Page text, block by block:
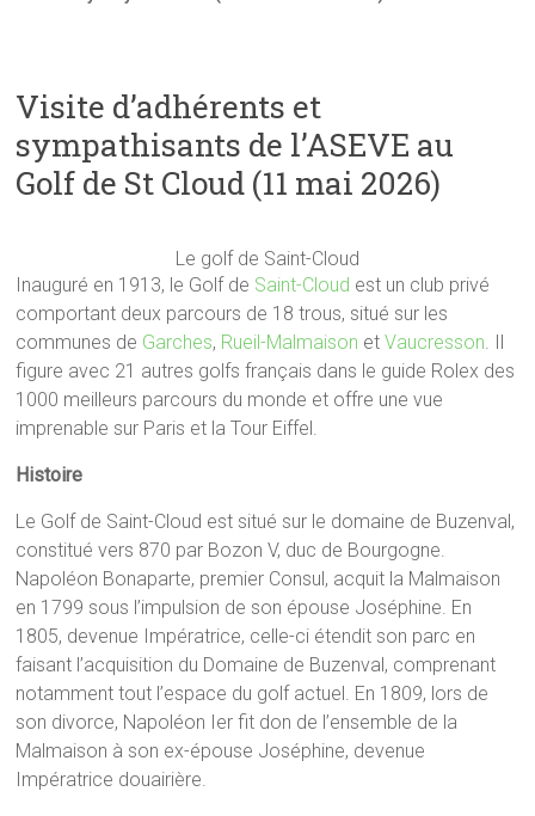
Visite d’adhérents et
sympathisants de l’ASEVE au
Golf de St Cloud (11 mai 2026)
Le golf de Saint-Cloud
Inauguré en 1913, le Golf de Saint-Cloud est un club privé
comportant deux parcours de 18 trous, situé sur les
communes de Garches, Rueil-Malmaison etVaucresson . Il
figure avec 21 autres golfs français dans le guide Rolex des
1000 meilleurs parcours du monde et offre une vue
imprenable sur Paris et la Tour Eiffel.
Histoire
Le Golf de Saint-Cloud est situé sur le domaine de Buzenval,
constitué vers 870 par Bozon V, duc de Bourgogne.
Napoléon Bonaparte, premier Consul, acquit la Malmaison
en 1799 sous l’impulsion de son épouse Joséphine. En
1805, devenue Impératrice, celle-ci étendit son parc en
faisant l’acquisition du Domaine de Buzenval, comprenant
notamment tout l’espace du golf actuel. En 1809, lors de
son divorce, Napoléon Ier fit don de l’ensemble de la
Malmaison à son ex-épouse Joséphine, devenue
Impératrice douairière.